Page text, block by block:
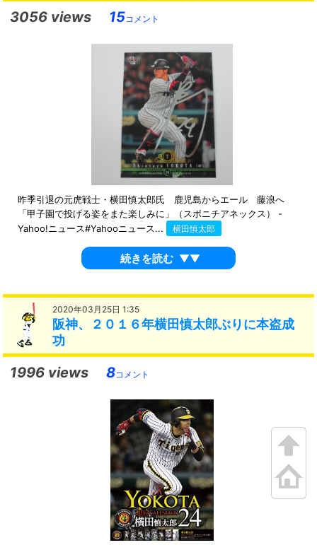
3056 views 15コメント
昨季引退の元虎戦士・横田慎太郎氏 鹿児島からエール 藤浪へ
「甲子園で投げる姿をまた楽しみに」（スポニチアネックス） -
Yahoo!ニュース#Yahooニュース...
横田慎太郎
続きを読む ▼▼
2020年03月25日 1:35
阪神、２０１６年横田慎太郎ぶりに本盗成
功
1996 views 8コメント